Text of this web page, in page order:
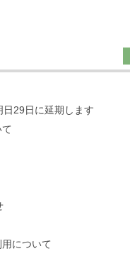
29日に延期します
について